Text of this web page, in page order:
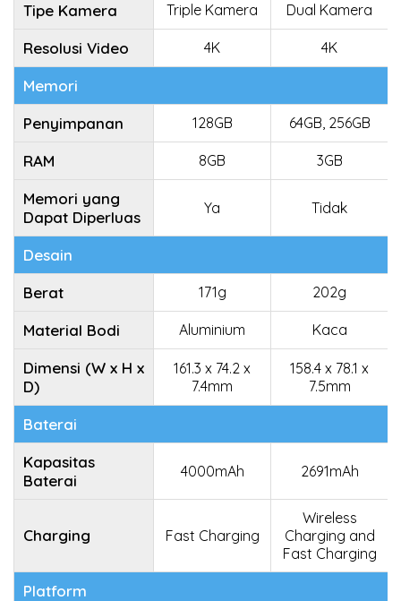
Tipe Kamera Triple Kamera Dual Kamera
Resolusi Video 4K 4K
Memori
Penyimpanan
128GB 64GB, 256GB
RAM 8GB 3GB
Memori yang
Dapat Diperluas
Ya Tidak
Desain
Berat
171g 202g
Material Bodi Aluminium Kaca
Dimensi (W x H x
D)
161.3 x 74.2 x
7.4mm
158.4 x 78.1 x
7.5mm
Baterai
Kapasitas
Baterai
4000mAh 2691mAh
Charging Fast Charging
Wireless
Charging and
Fast Charging
Platform